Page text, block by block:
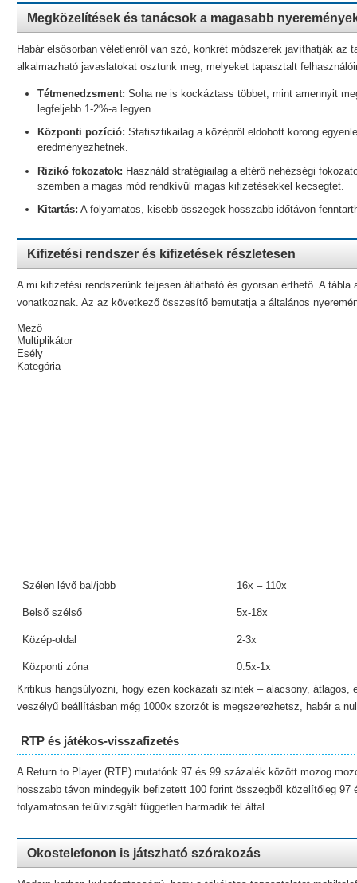
Megközelítések és tanácsok a magasabb
Habár elsősorban véletlenről van szó, konkrét módszerek javíthatják
alkalmazható javaslatokat osztunk meg, melyeket tapasztalt
Tétmenedzsment: Soha ne is kockáztass többet, mint amennyit
legfeljebb 1-2%-a legyen.
Központi pozíció: Statisztikailag a középről eldobott korong
eredményezhetnek.
Rizikó fokozatok: Használd stratégiailag a eltérő nehézségi
szemben a magas mód rendkívül magas kifizetésekkel kecsegtet.
Kitartás: A folyamatos, kisebb összegek hosszabb időtávon
Kifizetési rendszer és kifizetések részletesen
A mi kifizetési rendszerünk teljesen átlátható és gyorsan érthető. A
vonatkoznak. Az az következő összesítő bemutatja a általános
Mező
Multiplikátor
Esély
Kategória
Szélen lévő bal/jobb 16x – 110x
Belső szélső 5x-18x
Közép-oldal 2-3x
Központi zóna
0.5x-1x
Kritikus hangsúlyozni, hogy ezen kockázati szintek – alacsony,
veszélyű beállításban még 1000x szorzót is megszerezhetsz, habár a
RTP és játékos-visszafizetés
A Return to Player (RTP) mutatónk 97 és 99 százalék között mozog
hosszabb távon mindegyik befizetett 100 forint összegből közelítőleg
folyamatosan felülvizsgált független harmadik fél által.
Okostelefonon is játszható szórakozás